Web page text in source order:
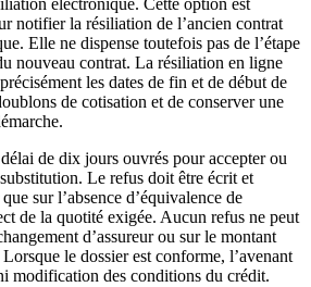
électronique. Cette option est
notifier la résiliation de l’ancien contrat
Elle ne dispense toutefois pas de l’étape
nouveau contrat. La résiliation en ligne
les dates de fin et de début de
de cotisation et de conserver une
de dix jours ouvrés pour accepter ou
Le refus doit être écrit et
sur l’absence d’équivalence de
de la quotité exigée. Aucun refus ne peut
d’assureur ou sur le montant
le dossier est conforme, l’avenant
modification des conditions du crédit.